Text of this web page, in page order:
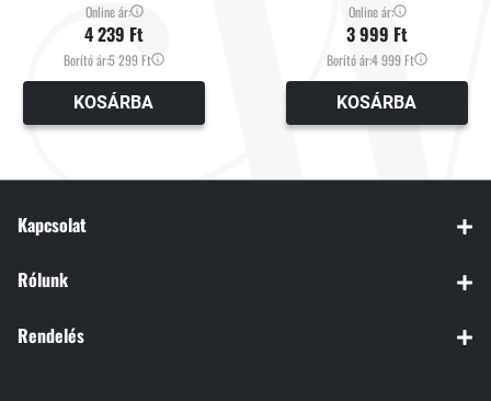
Online ár:
4 239 Ft
Borító ár:5 299 Ft
KOSÁRBA
Online ár:
3 999 Ft
Borító ár:4 999 Ft
KOSÁRBA
Kapcsolat
Rólunk
Rendelés